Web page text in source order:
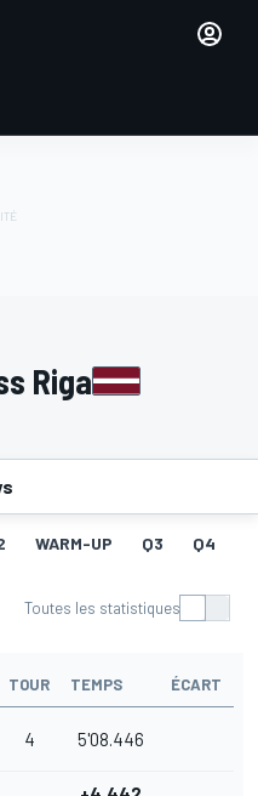
Riga
WARM-UP Q3 Q4
Toutes les statistiques
TOUR TEMPS ÉCART
4 5'08.446